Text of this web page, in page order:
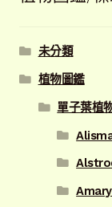
未分類
植物圖鑑
單子葉植